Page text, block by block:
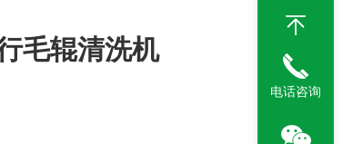
毛辊清洗机
电话咨询